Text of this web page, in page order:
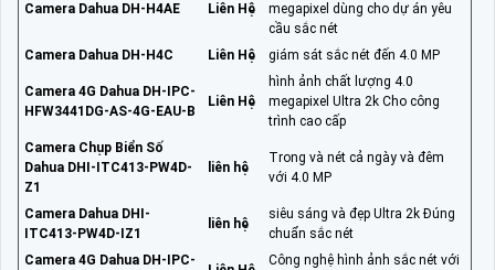
Camera Dahua DH-H4AE Liên Hệ
megapixel dùng cho dự án yêu
cầu sắc nét
Camera Dahua DH-H4C
Liên Hệ giám sát sắc nét đến 4.0 MP
Camera 4G Dahua DH-IPC-
HFW3441DG-AS-4G-EAU-B
Liên Hệ
hình ảnh chất lượng 4.0
megapixel Ultra 2k Cho công
trình cao cấp
Camera Chụp Biển Số
Dahua DHI-ITC413-PW4D-
Z1
liên hệ
Trong và nét cả ngày và đêm
với 4.0 MP
Camera Dahua DHI-
ITC413-PW4D-IZ1
liên hệ
siêu sáng và đẹp Ultra 2k Đúng
chuẩn sắc nét
Camera 4G Dahua DH-IPC-
Công nghệ hình ảnh sắc nét với